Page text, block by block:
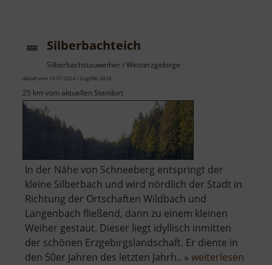
Silberbachteich
Silberbachstauweiher / Westerzgebirge
aktuell vom 18.07.2024 / Zugriffe: 2028
25 km vom aktuellen Standort
In der Nähe von Schneeberg entspringt der
kleine Silberbach und wird nördlich der Stadt in
Richtung der Ortschaften Wildbach und
Langenbach fließend, dann zu einem kleinen
Weiher gestaut. Dieser liegt idyllisch inmitten
der schönen Erzgebirgslandschaft. Er diente in
den 50er Jahren des letzten Jahrh.. » weiterlesen